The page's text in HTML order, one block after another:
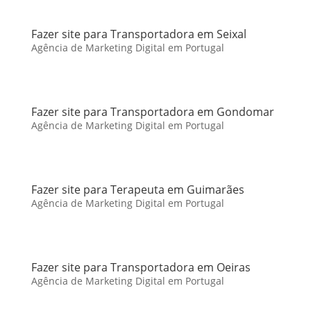
Fazer site para Transportadora em Seixal
Agência de Marketing Digital em Portugal
Fazer site para Transportadora em Gondomar
Agência de Marketing Digital em Portugal
Fazer site para Terapeuta em Guimarães
Agência de Marketing Digital em Portugal
Fazer site para Transportadora em Oeiras
Agência de Marketing Digital em Portugal